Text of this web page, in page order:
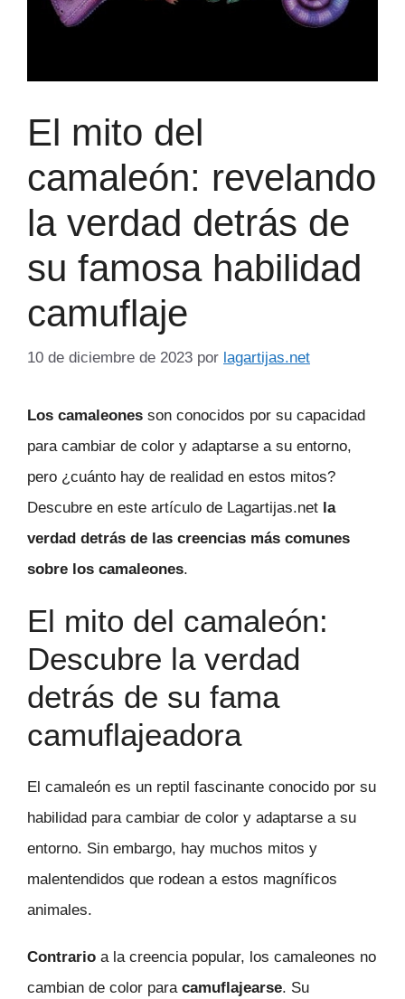
El mito del
camaleón: revelando
la verdad detrás de
su famosa habilidad
camuflaje
10 de diciembre de 2023 por lagartijas.net
Los camaleones son conocidos por su capacidad
para cambiar de color y adaptarse a su entorno,
pero ¿cuánto hay de realidad en estos mitos?
Descubre en este artículo de Lagartijas.net la
verdad detrás de las creencias más comunes
sobre los camaleones.
El mito del camaleón:
Descubre la verdad
detrás de su fama
camuflajeadora
El camaleón es un reptil fascinante conocido por su
habilidad para cambiar de color y adaptarse a su
entorno. Sin embargo, hay muchos mitos y
malentendidos que rodean a estos magníficos
animales.
Contrario a la creencia popular, los camaleones no
cambian de color para camuflajearse. Su